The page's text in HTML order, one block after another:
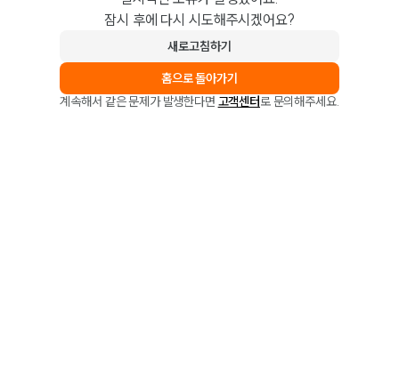
잠시 후에 다시 시도해주시겠어요?
새로고침하기
홈으로 돌아가기
계속해서 같은 문제가 발생한다면 고객센터로 문의해주세요.